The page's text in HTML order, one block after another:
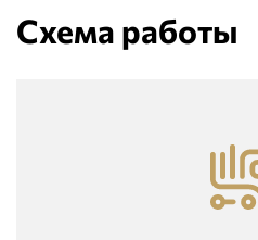
Схема работы